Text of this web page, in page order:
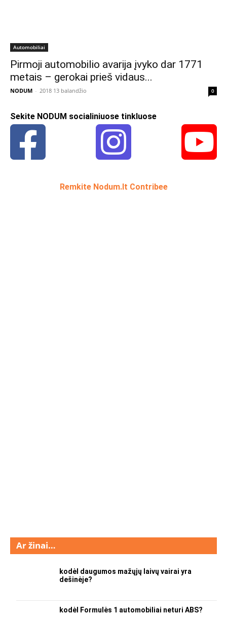
Automobiliai
Pirmoji automobilio avarija įvyko dar 1771
metais – gerokai prieš vidaus...
NODUM - 2018 13 balandžio 0
Sekite NODUM socialiniuose tinkluose
Remkite Nodum.lt Contribee
Ar žinai…
kodėl daugumos mažųjų laivų vairai yra
dešinėje?
kodėl Formulės 1 automobiliai neturi ABS?